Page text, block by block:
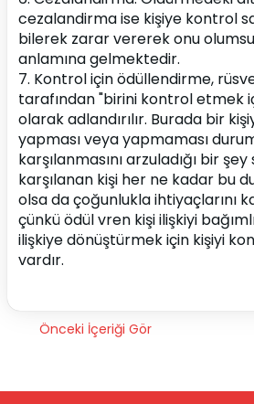
cezalandirma ise kişiye kontrol
bilerek zarar vererek onu
anlamına gelmektedir.
7. Kontrol için ödüllendirme,
tarafından "birini kontrol etmek
olarak adlandırılır. Burada bir
yapması veya yapmaması
karşılanmasını arzuladığı bir
karşılanan kişi her ne kadar bu
olsa da çoğunlukla ihtiyaçlarını
çünkü ödül vren kişi ilişkiyi
ilişkiye dönüştürmek için kişiyi
vardır.
Önceki İçeriği Gör